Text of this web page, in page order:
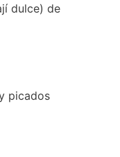
dulce) de
picados